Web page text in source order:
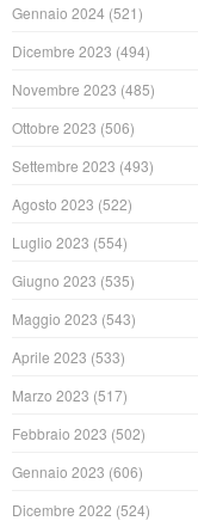
Gennaio 2024 (521)
Dicembre 2023 (494)
Novembre 2023 (485)
Ottobre 2023 (506)
Settembre 2023 (493)
Agosto 2023 (522)
Luglio 2023 (554)
Giugno 2023 (535)
Maggio 2023 (543)
Aprile 2023 (533)
Marzo 2023 (517)
Febbraio 2023 (502)
Gennaio 2023 (606)
Dicembre 2022 (524)